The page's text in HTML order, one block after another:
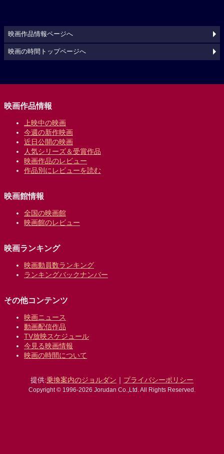
映画作品情報ページへ
映画の時間トップページへ
映画作品情報
上映中の映画
今週の新作映画
近日公開の映画
人気シリーズ＆受賞作品
映画作品のレビュー
作品別にレビューを読む
映画館情報
全国の映画館
映画館のレビュー
映画ランキング
映画動員数ランキング
ランキングバックナンバー
その他コンテンツ
映画ニュース
動画配信作品
TV放映スケジュール
今見る映画情報
映画の時間について
提供:乗換案内のジョルダン ｜ プライバシーポリシー
Copyright © 1996-2026 Jorudan Co.,Ltd. All Rights Reserved.